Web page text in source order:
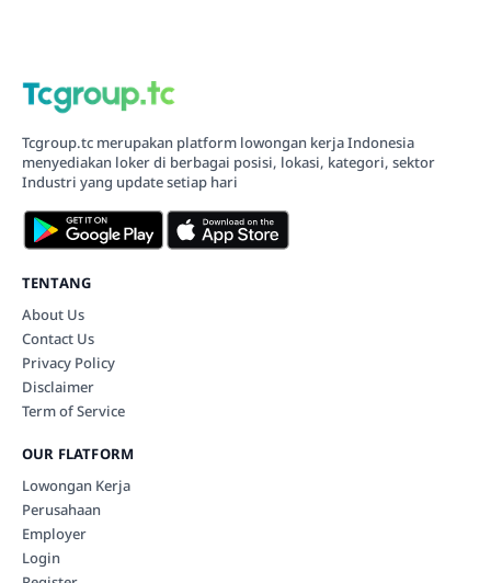
Tcgroup.tc merupakan platform lowongan kerja Indonesia
menyediakan loker di berbagai posisi, lokasi, kategori, sektor
Industri yang update setiap hari
TENTANG
About Us
Contact Us
Privacy Policy
Disclaimer
Term of Service
OUR FLATFORM
Lowongan Kerja
Perusahaan
Employer
Login